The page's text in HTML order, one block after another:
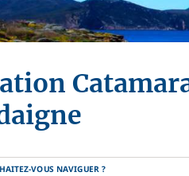
VOUS NAVIGUER ?